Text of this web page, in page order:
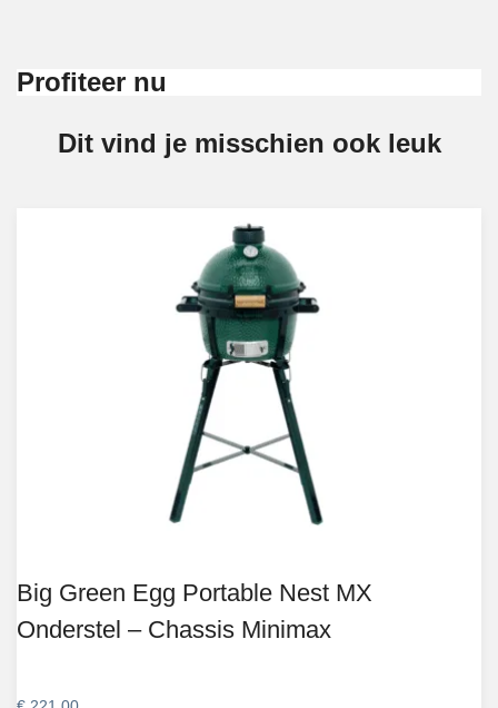
Profiteer nu
Dit vind je misschien ook leuk
Big Green Egg Portable Nest MX
Onderstel – Chassis Minimax